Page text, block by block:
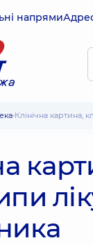
напрями
Клінічна картина,